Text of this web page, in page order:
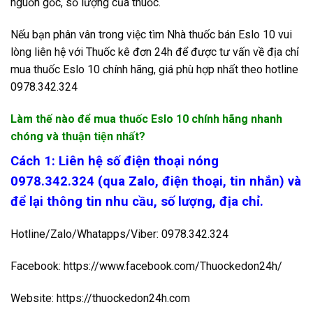
Nếu bạn phân vân trong việc tìm Nhà thuốc bán Eslo 10 vui
lòng liên hệ với Thuốc kê đơn 24h để được tư vấn về địa chỉ
mua thuốc Eslo 10 chính hãng, giá phù hợp nhất theo hotline
0978.342.324
Làm thế nào để mua thuốc Eslo 10 chính hãng nhanh
chóng và thuận tiện nhất?
Cách 1: Liên hệ số điện thoại nóng
0978.342.324 (qua Zalo, điện thoại, tin nhắn) và
để lại thông tin nhu cầu, số lượng, địa chỉ.
Hotline/Zalo/Whatapps/Viber: 0978.342.324
Facebook: https://www.facebook.com/Thuockedon24h/
Website: https://thuockedon24h.com